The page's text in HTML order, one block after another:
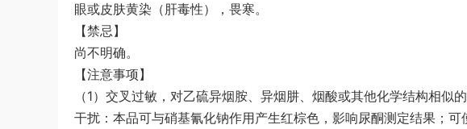
眼或皮肤黄染（肝毒性），畏寒。
【禁忌】
尚不明确。
【注意事项】
（1）交叉过敏，对乙硫异烟胺、异烟肼、烟酸或其他化学结构相
干扰：本品可与硝基氰化钠作用产生红棕色，影响尿酮测定结果；